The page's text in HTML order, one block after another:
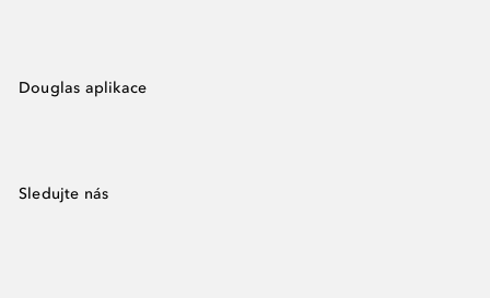
Douglas aplikace
Sledujte nás